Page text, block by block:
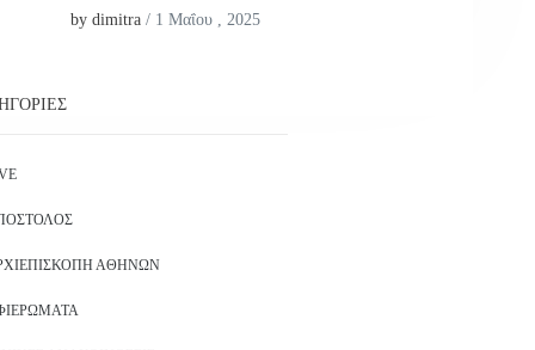
by dimitra / 1 Μαΐου , 2025
ΑΘΗΝΏΝ